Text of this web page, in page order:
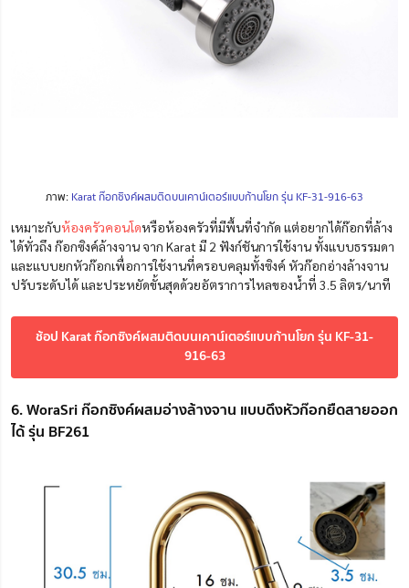
ภาพ: Karat ก๊อกซิงค์ผสมติดบนเคาน์เตอร์แบบก้านโยก รุ่น KF-31-916-63
เหมาะกับห้องครัวคอนโดหรือห้องครัวที่มีพื้นที่จำกัด แต่อยากได้ก๊อกที่ล้าง
ได้ทั่วถึง ก๊อกซิงค์ล้างจาน จาก Karat มี 2 ฟังก์ชันการใช้งาน ทั้งแบบธรรมดา
และแบบยกหัวก๊อกเพื่อการใช้งานที่ครอบคลุมทั้งซิงค์ หัวก๊อกอ่างล้างจาน
ปรับระดับได้ และประหยัดขั้นสุดด้วยอัตราการไหลของน้ำที่ 3.5 ลิตร/นาที
ช้อป Karat ก๊อกซิงค์ผสมติดบนเคาน์เตอร์แบบก้านโยก รุ่น KF-31-
916-63
6. WoraSri ก๊อกซิงค์ผสมอ่างล้างจาน แบบดึงหัวก๊อกยืดสายออก
ได้ รุ่น BF261